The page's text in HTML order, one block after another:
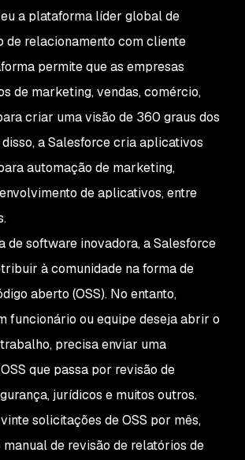
a plataforma líder global de
de relacionamento com cliente
permite que as empresas
de marketing, vendas, comércio,
criar uma visão de 360 graus dos
a Salesforce cria aplicativos
automação de marketing,
de aplicativos, entre
de software inovadora, a Salesforce
à comunidade na forma de
aberto (OSS). No entanto,
funcionário ou equipe deseja abrir o
precisa enviar uma
que passa por revisão de
jurídicos e muitos outros.
solicitações de OSS por mês,
de revisão de relatórios de